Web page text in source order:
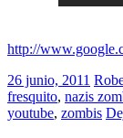
http://
26 junio, 2011
fresquito, nazis
youtube, zombis